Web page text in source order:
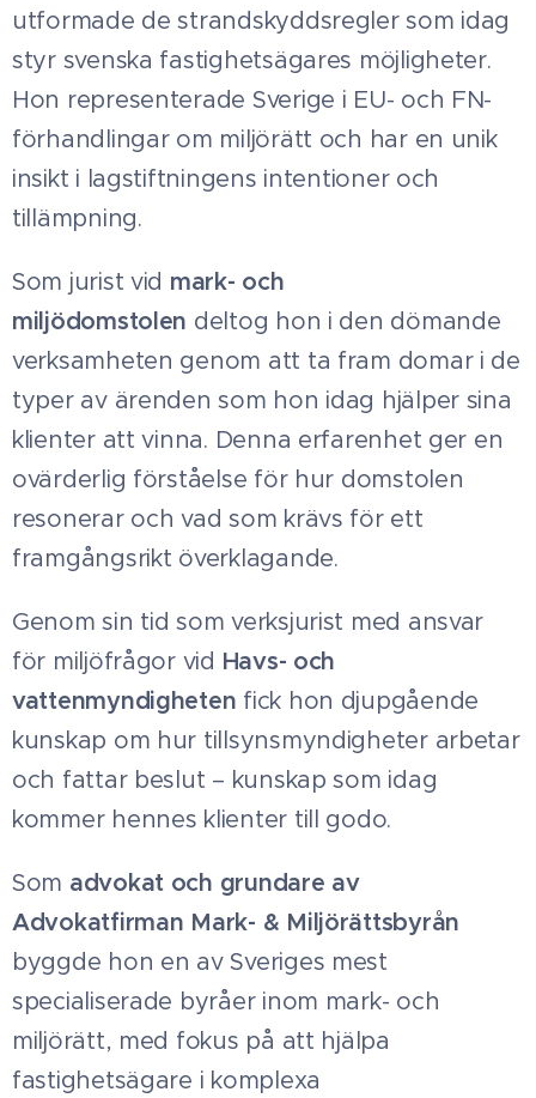
utformade de strandskyddsregler som idag
styr svenska fastighetsägares möjligheter.
Hon representerade Sverige i EU- och FN-
förhandlingar om miljörätt och har en unik
insikt i lagstiftningens intentioner och
tillämpning.
Som jurist vid mark- och
miljödomstolen deltog hon i den dömande
verksamheten genom att ta fram domar i de
typer av ärenden som hon idag hjälper sina
klienter att vinna. Denna erfarenhet ger en
ovärderlig förståelse för hur domstolen
resonerar och vad som krävs för ett
framgångsrikt överklagande.
Genom sin tid som verksjurist med ansvar
för miljöfrågor vid Havs- och
vattenmyndigheten fick hon djupgående
kunskap om hur tillsynsmyndigheter arbetar
och fattar beslut – kunskap som idag
kommer hennes klienter till godo.
Som advokat och grundare av
Advokatfirman Mark- & Miljörättsbyrån
byggde hon en av Sveriges mest
specialiserade byråer inom mark- och
miljörätt, med fokus på att hjälpa
fastighetsägare i komplexa